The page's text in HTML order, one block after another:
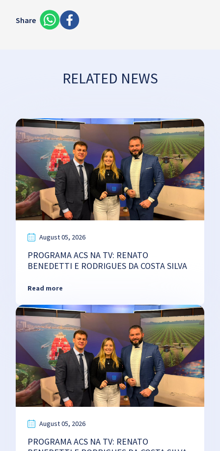
Share
RELATED NEWS
August 05, 2026
PROGRAMA ACS NA TV: RENATO
BENEDETTI E RODRIGUES DA COSTA SILVA
Read more
August 05, 2026
PROGRAMA ACS NA TV: RENATO